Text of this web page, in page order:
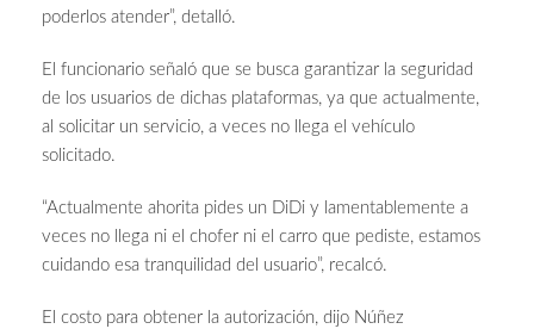
poderlos atender”, detalló.
El funcionario señaló que se busca garantizar la seguridad
de los usuarios de dichas plataformas, ya que actualmente,
al solicitar un servicio, a veces no llega el vehículo
solicitado.
“Actualmente ahorita pides un DiDi y lamentablemente a
veces no llega ni el chofer ni el carro que pediste, estamos
cuidando esa tranquilidad del usuario”, recalcó.
El costo para obtener la autorización, dijo Núñez